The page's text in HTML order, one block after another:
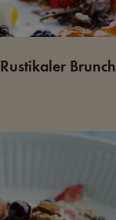
Rustikaler Brunch